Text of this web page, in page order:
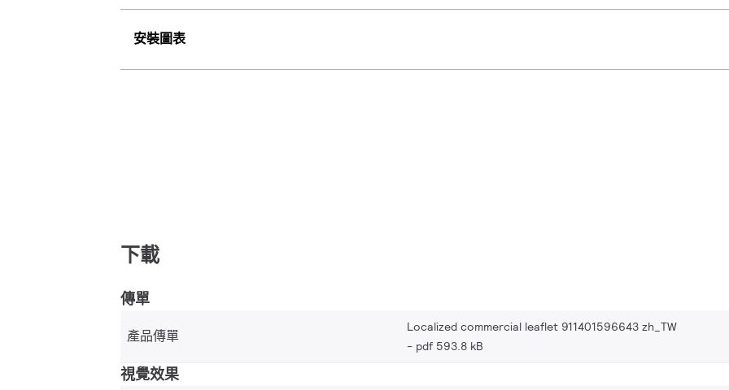
安裝圖表
下載
傳單
產品傳單
Localized commercial leaflet 911401596643 zh_TW
pdf 593.8 kB
視覺效果